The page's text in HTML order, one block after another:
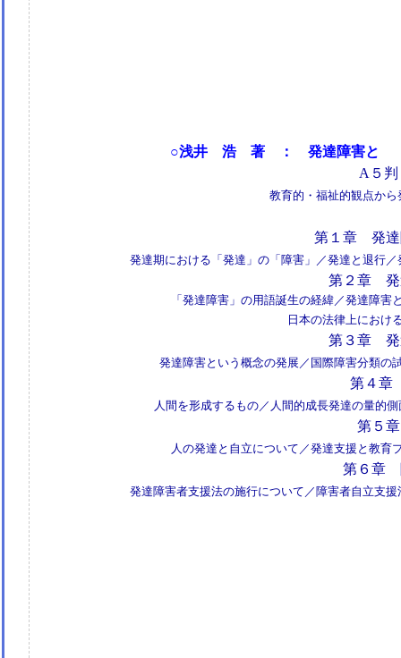
○浅井 浩 著 ： 発達障害と
A５
教育的・福祉的観点か
第１章 発達
発達期における「発達」の「障害」／発達と退行
第２章 発
「発達障害」の用語誕生の経緯／発達障
日本の法律上におけ
第３章 発
発達障害という概念の発展／国際障害分類の
第４章
人間を形成するもの／人間的成長発達の量的
第５
人の発達と自立について／発達支援と教育
第６章
発達障害者支援法の施行について／障害者自立支